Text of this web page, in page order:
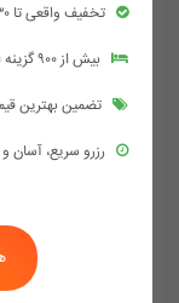
هتل آپارتمان ایلیا
مشهد , خیابان امام رضا ,
تخفیف واقعی تا ۳۰٪ روی همه اقامتگاه‌ها
بیش از ۹۰۰ گزینه اقامتی در سراسر مشهد
تضمین بهترین
رزرو سریع، آسان